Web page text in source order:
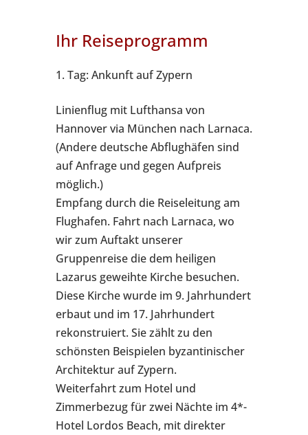
Ihr Reiseprogramm
1. Tag: Ankunft auf Zypern
Linienflug mit Lufthansa von
Hannover via München nach Larnaca.
(Andere deutsche Abflughäfen sind
auf Anfrage und gegen Aufpreis
möglich.)
Empfang durch die Reiseleitung am
Flughafen. Fahrt nach Larnaca, wo
wir zum Auftakt unserer
Gruppenreise die dem heiligen
Lazarus geweihte Kirche besuchen.
Diese Kirche wurde im 9. Jahrhundert
erbaut und im 17. Jahrhundert
rekonstruiert. Sie zählt zu den
schönsten Beispielen byzantinischer
Architektur auf Zypern.
Weiterfahrt zum Hotel und
Zimmerbezug für zwei Nächte im 4*-
Hotel Lordos Beach, mit direkter